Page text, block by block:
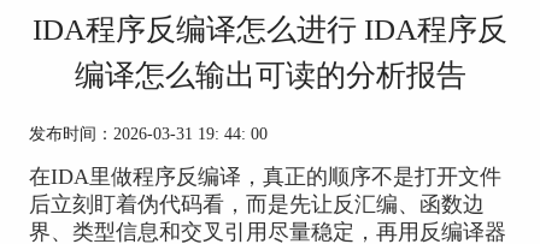
IDA程序反编译怎么进行 IDA程序反
编译怎么输出可读的分析报告
发布时间：2026-03-31 19: 44: 00
在IDA里做程序反编译，真正的顺序不是打开文件
后立刻盯着伪代码看，而是先让反汇编、函数边
界、类型信息和交叉引用尽量稳定，再用反编译器